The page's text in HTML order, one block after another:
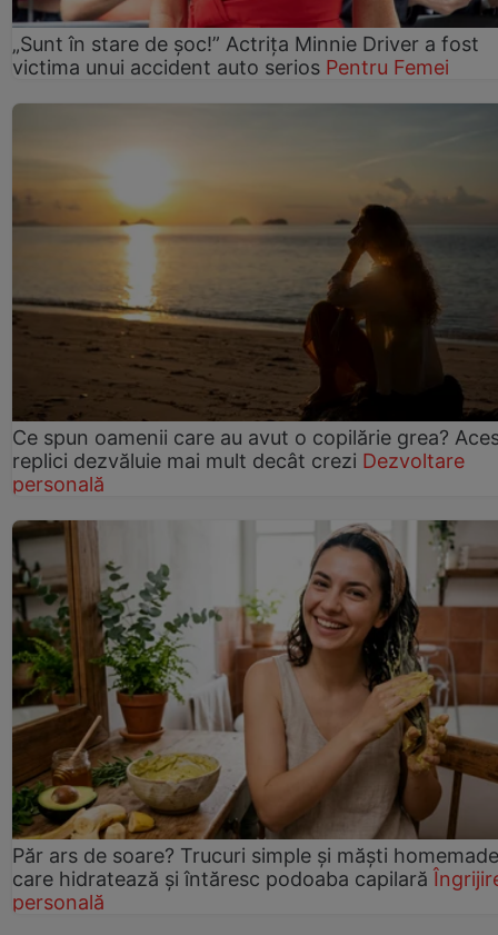
„Sunt în stare de șoc!” Actrița Minnie Driver a fost
victima unui accident auto serios Pentru Femei
Ce spun oamenii care au avut o copilărie grea?
replici dezvăluie mai mult decât crezi Dezvoltare
personală
Păr ars de soare? Trucuri simple și măști homemade
care hidratează și întăresc podoaba capilară
personală